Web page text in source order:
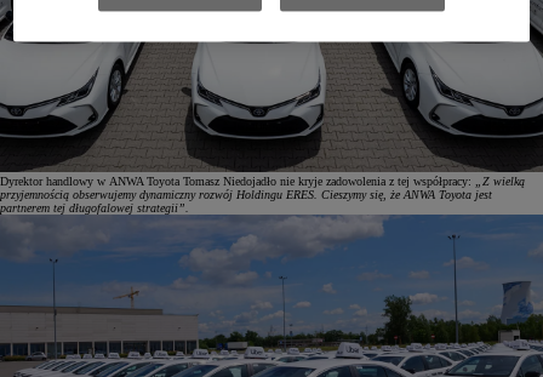
Dyrektor handlowy w ANWA Toyota Tomasz Niedojadło nie kryje zadowolenia z tej współpracy:
„Z wielką
przyjemnością obserwujemy dynamiczny rozwój Holdingu ERES. Cieszymy się, że ANWA Toyota jest
partnerem tej długofalowej strategii”.